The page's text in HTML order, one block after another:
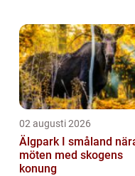
fötterna. Under
02 augusti 2026
Älgpark I småland nära
möten med skogens
konung